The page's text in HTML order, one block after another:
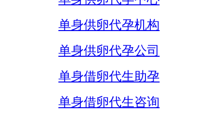
单身供卵代孕机构
单身供卵代孕公司
单身借卵代生助孕
单身借卵代生咨询